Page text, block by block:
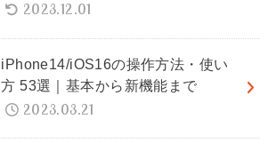
2023.12.01
iPhone14/iOS16の操作方法・使い
方 53選｜基本から新機能まで
2023.03.21